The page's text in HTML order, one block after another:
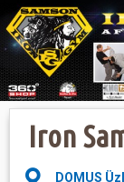
Szállás
Sport
Iron
DOMUS